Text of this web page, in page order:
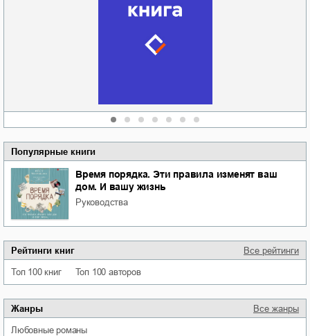
Популярные книги
Время порядка. Эти правила изменят ваш
дом. И вашу жизнь
руководства
Рейтинги книг Все рейтинги
Топ 100 книг Топ 100 авторов
Жанры Все жанры
любовные романы